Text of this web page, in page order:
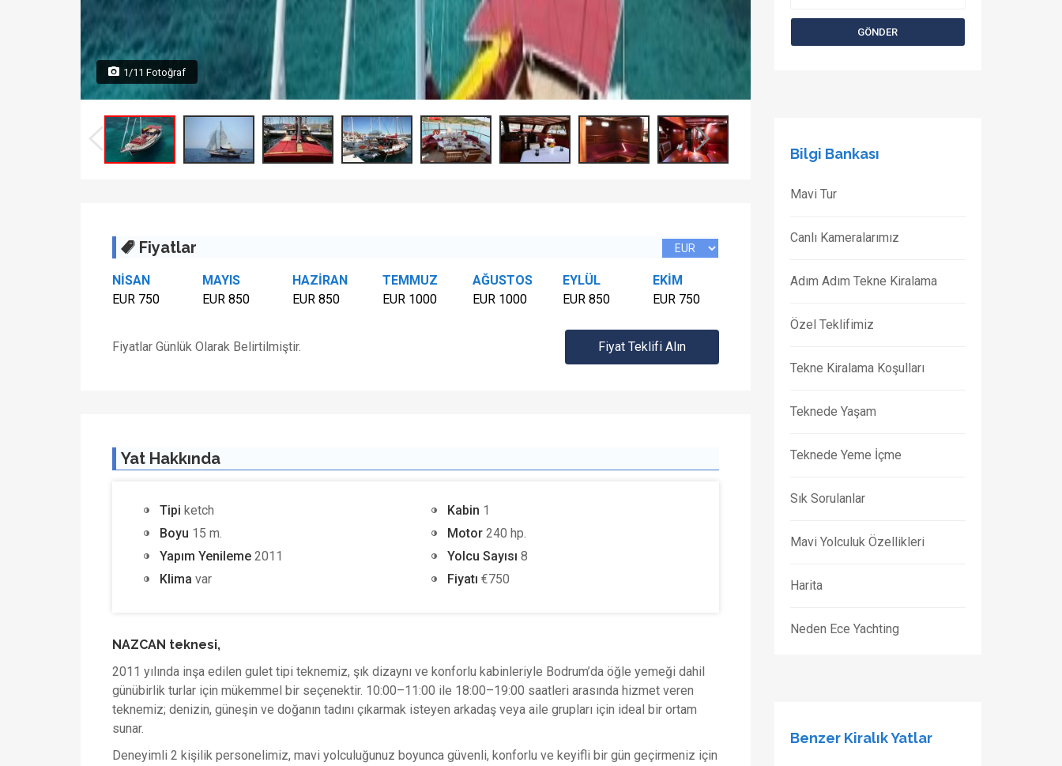
1/11 Fotoğraf
Fiyatlar
NİSAN
EUR 750
MAYIS
EUR 850
HAZİRAN
EUR 850
TEMMUZ
EUR 1000
AĞUSTOS
EUR 1000
EYLÜL
EUR 850
EKİM
EUR 750
Fiyatlar Günlük Olarak Belirtilmiştir. Fiyat Teklifi Alın
Yat Hakkında
Tipi ketch
Boyu 15 m.
Yapım Yenileme 2011
Klima var
Kabin 1
Motor240 hp.
Yolcu Sayısı 8
Fiyatı €750
NAZCAN teknesi,
2011 yılında inşa edilen gulet tipi teknemiz, şık dizaynı ve konforlu kabinleriyle Bodrum’da öğle yemeği dahil
günübirlik turlar için mükemmel bir seçenektir. 10:00–11:00 ile 18:00–19:00 saatleri arasında hizmet veren
teknemiz; denizin, güneşin ve doğanın tadını çıkarmak isteyen arkadaş veya aile grupları için ideal bir ortam
sunar.
Deneyimli 2 kişilik personelimiz, mavi yolculuğunuz boyunca güvenli, konforlu ve keyifli bir gün geçirmeniz için
Bilgi Bankası
Mavi Tur
Canlı Kameralarımız
Adım Adım Tekne Kiralama
Özel Teklifimiz
Tekne Kiralama Koşulları
Teknede Yaşam
Teknede Yeme İçme
Sık Sorulanlar
Mavi Yolculuk Özellikleri
Harita
Neden Ece Yachting
Benzer Kiralık Yatlar